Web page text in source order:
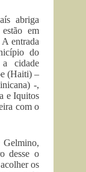
abriga
em
entrada
do
cidade
(Haiti) –
-,
e Iquitos
com o
desse o
os